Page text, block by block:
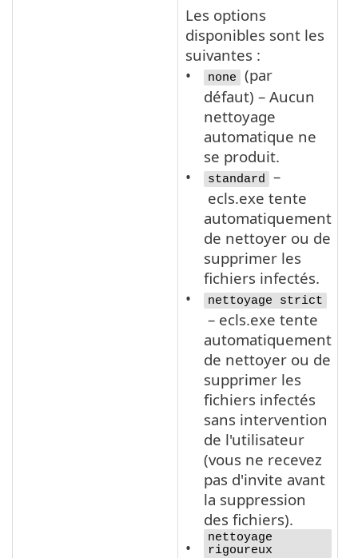
Les options
disponibles sont les
suivantes :
none (par
défaut) – Aucun
nettoyage
automatique ne
se produit.
standard –
ecls.exe tente
automatiquement
de nettoyer ou de
supprimer les
fichiers infectés.
nettoyage strict
– ecls.exe tente
automatiquement
de nettoyer ou de
supprimer les
fichiers infectés
sans intervention
de l'utilisateur
(vous ne recevez
pas d'invite avant
la suppression
des fichiers).
nettoyage
rigoureux